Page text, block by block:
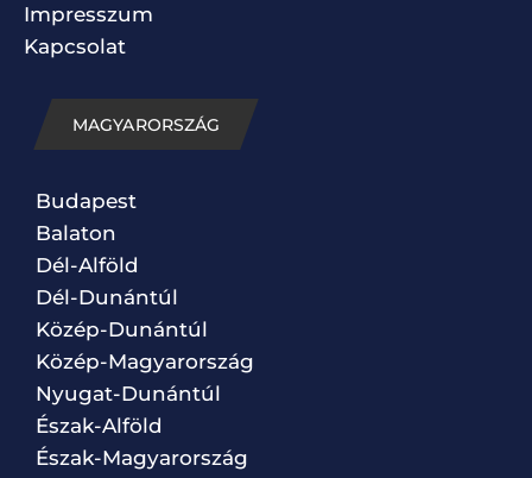
Impresszum
Kapcsolat
MAGYARORSZÁG
Budapest
Balaton
Dél-Alföld
Dél-Dunántúl
Közép-Dunántúl
Közép-Magyarország
Nyugat-Dunántúl
Észak-Alföld
Észak-Magyarország